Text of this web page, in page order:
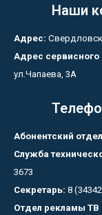
Наши
Адрес:
Адрес сервисного
ул.Чапаева, 3А
Абонентский
Служба
3673
Секретарь: 8
Отдел рекламы ТВ